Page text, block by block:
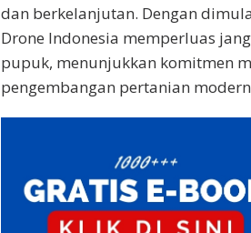
dan berkelanjutan. Dengan
Drone Indonesia memperluas
pupuk, menunjukkan komitmen
pengembangan pertanian